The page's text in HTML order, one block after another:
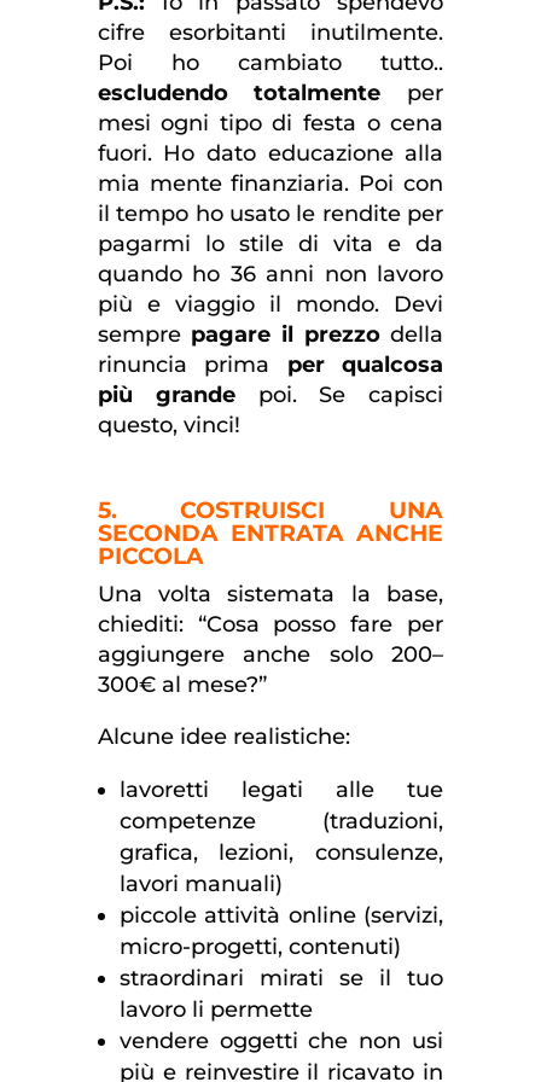
cifre esorbitanti inutilmente.
Poi ho cambiato tutto..
escludendo totalmente per
mesi ogni tipo di festa o cena
fuori. Ho dato educazione alla
mia mente finanziaria. Poi con
il tempo ho usato le rendite per
pagarmi lo stile di vita e da
quando ho 36 anni non lavoro
più e viaggio il mondo. Devi
sempre pagare il prezzodella
rinuncia prima per qualcosa
più grandepoi. Se capisci
questo, vinci!
5. COSTRUISCI UNA
SECONDA ENTRATA ANCHE
PICCOLA
Una volta sistemata la base,
chiediti: “Cosa posso fare per
aggiungere anche solo 200–
300€ al mese?”
Alcune idee realistiche:
lavoretti legati alle tue
competenze (traduzioni,
grafica, lezioni, consulenze,
lavori manuali)
piccole attività online (servizi,
micro-progetti, contenuti)
straordinari mirati se il tuo
lavoro li permette
vendere oggetti che non usi
più e reinvestire il ricavato in